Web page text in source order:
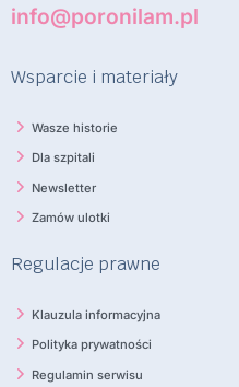
info@poronilam.pl
Wsparcie i materiały
Wasze historie
Dla szpitali
Newsletter
Zamów ulotki
Regulacje prawne
Klauzula informacyjna
Polityka prywatności
Regulamin serwisu